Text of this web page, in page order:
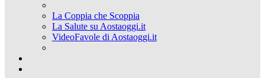
La Coppia che Scoppia
La Salute su Aostaoggi.it
VideoFavole di Aostaoggi.it